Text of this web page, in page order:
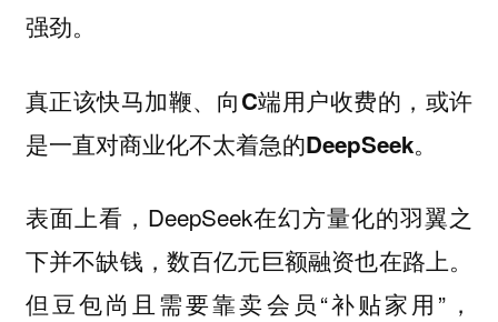
强劲。
真正该快马加鞭、向C端用户收费的，或许
是一直对商业化不太着急的DeepSeek。
表面上看，DeepSeek在幻方量化的羽翼之
下并不缺钱，数百亿元巨额融资也在路上。
但豆包尚且需要靠卖会员“补贴家用”，